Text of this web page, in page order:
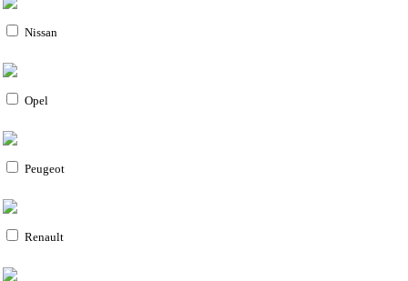
Nissan
Opel
Peugeot
Renault